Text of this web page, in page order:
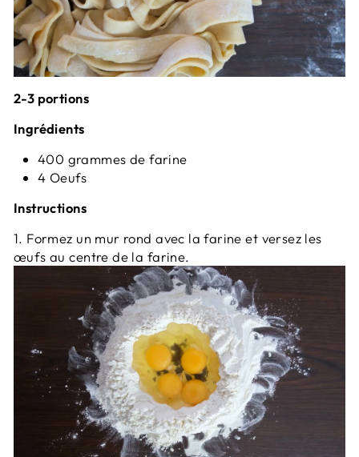
2-3 portions
Ingrédients
400 grammes de farine
4 Oeufs
Instructions
1. Formez un mur rond avec la farineet versez les
œufs au centre de la farine.